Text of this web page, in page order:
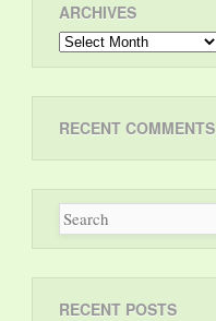
ARCHIVES
Archives
RECENT COMMENTS
RECENT POSTS